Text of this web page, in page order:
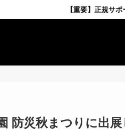
【重要】正規サ
防災秋まつりに出